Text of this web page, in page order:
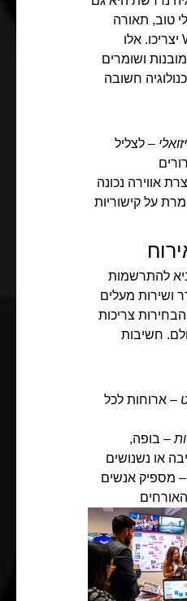
טוב, תאורה
נכונה ורשת Wi-Fi יצריכו. אלו
ושומרים
חשובה
– לצליל
אווירה נכונה
על קישוריות
להתרשמות
ושירות מעלים
צריכות
חשיבות
– ארוחות לכל
– בופה,
או נשנושים
– מספיק אנשים